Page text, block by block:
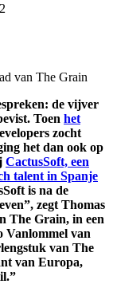
van The Grain
de vijver
Toen het
zocht
het dan ook op
CactusSoft, een
talent in Spanje
is na de
zegt Thomas
The Grain, in een
Vanlommel van
van The
van Europa,